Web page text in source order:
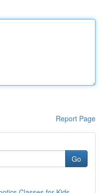
Report Page
Go